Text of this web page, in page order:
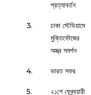
প্রত্যাবর্তন
3.
ঢাকা স্টেডিয়ামে
মুক্তিফৌজের
অস্ত্র সমর্পন
4. ভারত সফর
5.
২১শে ফেব্র্বয়ারী